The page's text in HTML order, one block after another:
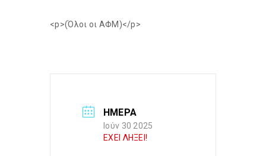
<p>(Όλοι οι ΑΦΜ)</p>
ΗΜΕΡΑ
Ιούν 30 2025
ΕΧΕΙ ΛΗΞΕΙ!